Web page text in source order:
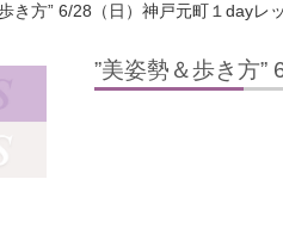
き方” 6/28（日）神戸元町１dayレ
”美姿勢＆歩き方